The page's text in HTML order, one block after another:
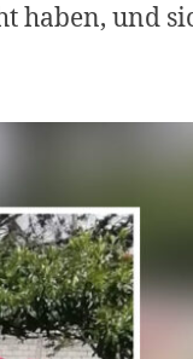
haben, und